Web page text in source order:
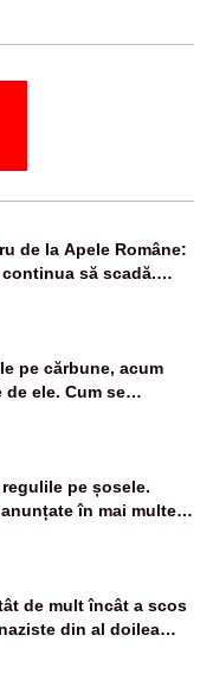
de la Apele Române:
să scadă.
închide în 4 zile
pe cărbune, acum
ele. Cum se
criză energetică
pe șosele.
în mai multe
de mult încât a scos
din al doilea